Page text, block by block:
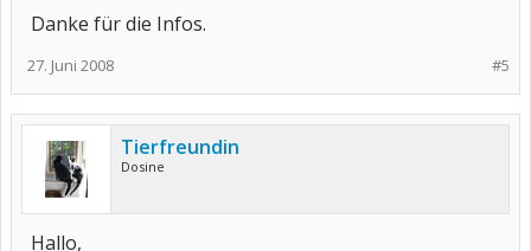
Danke für die Infos.
#5
27. Juni 2008
Tierfreundin
Dosine
Hallo,